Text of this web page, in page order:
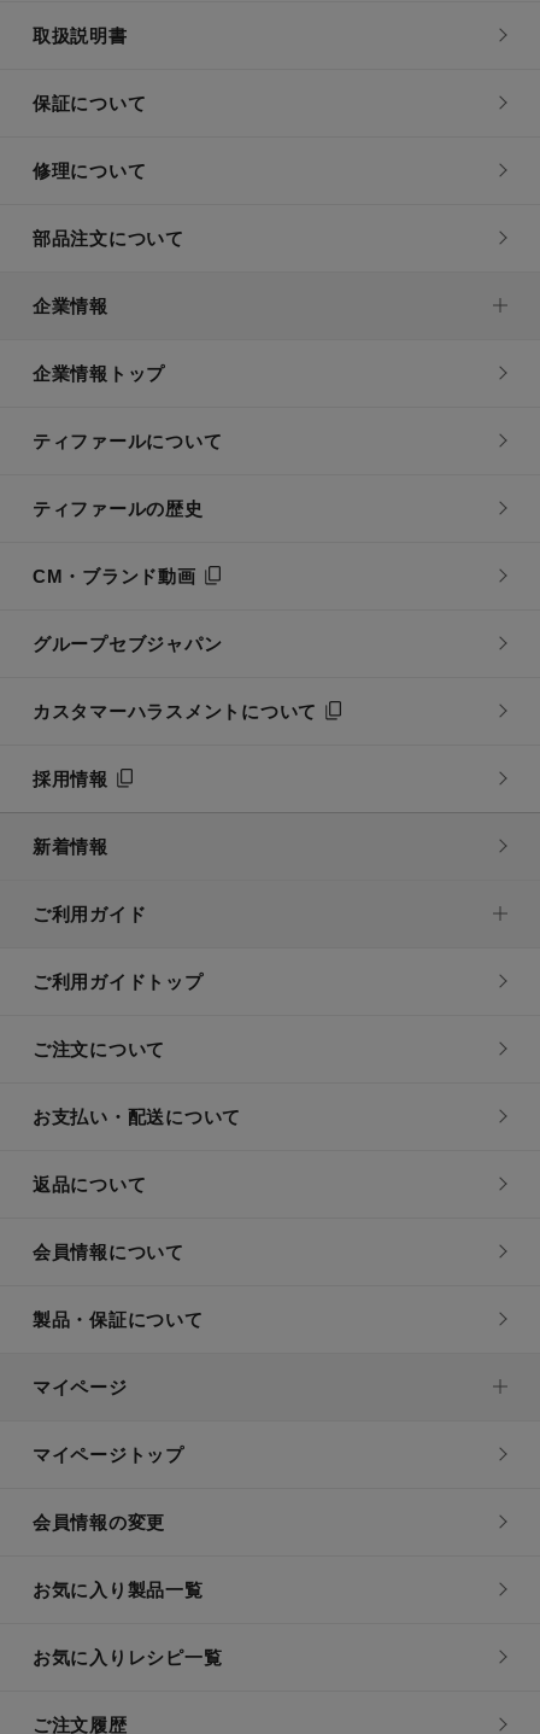
取扱説明書
保証について
修理について
部品注文について
企業情報
企業情報トップ
ティファールについて
ティファールの歴史
CM・ブランド動画
グループセブジャパン
カスタマーハラスメントについて
採用情報
新着情報
ご利用ガイド
ご利用ガイドトップ
ご注文について
お支払い・配送について
返品について
会員情報について
製品・保証について
マイページ
マイページトップ
会員情報の変更
お気に入り製品一覧
お気に入りレシピ一覧
ご注文履歴